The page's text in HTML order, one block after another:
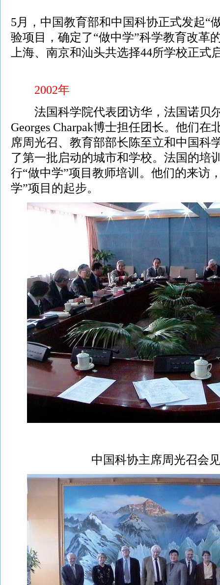
5月，中国教育部和中国科协正式发起“
验项目，确定了“做中学”科学教育改革
上海、南京和汕头共选择44所学校正式
2002年
法国科学院代表团访华，法国诺贝
Georges Charpak博士担任团长。他们
席周光召、教育部部长陈至立和中国科
了第一批启动的城市和学校。法国的培
行“做中学”项目教师培训。他们的来访
学”项目的起步。
中国科协主席周光召会